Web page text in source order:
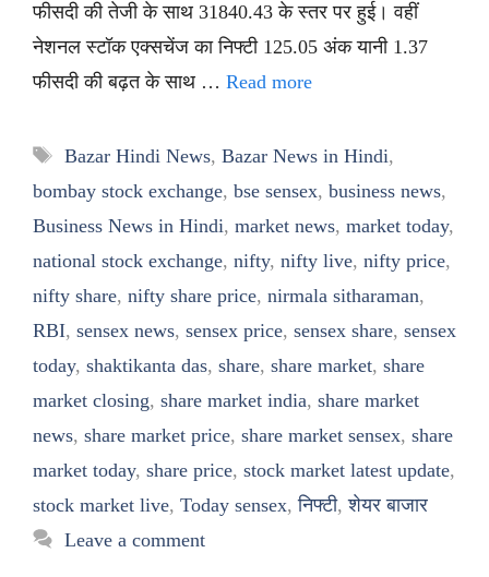
फीसदी की तेजी के साथ 31840.43 के स्तर पर हुई। वहीं
नेशनल स्टॉक एक्सचेंज का निफ्टी 125.05 अंक यानी 1.37
फीसदी की बढ़त के साथ … Read more
Tags
Bazar Hindi News, Bazar News in Hindi,
bombay stock exchange, bse sensex, business news,
Business News in Hindi, market news, market today,
national stock exchange, nifty, nifty live, nifty price,
nifty share, nifty share price, nirmala sitharaman,
RBI, sensex news, sensex price, sensex share, sensex
today, shaktikanta das, share, share market, share
market closing, share market india, share market
news, share market price, share market sensex, share
market today, share price, stock market latest update,
stock market live, Today sensex,निफ्टी,शेयर बाजार
Leave a comment